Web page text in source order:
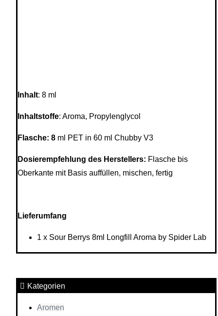
Inhalt: 8 ml
Inhaltstoffe: Aroma, Propylenglycol
Flasche: 8 ml PET in 60 ml Chubby V3
Dosierempfehlung des Herstellers: Flasche bis
Oberkante mit Basis auffüllen, mischen, fertig
Lieferumfang
1 x Sour Berrys 8ml Longfill Aroma by Spider Lab
Kategorien
Aromen